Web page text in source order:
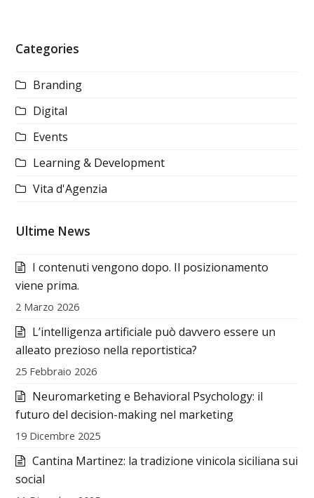
Categories
Branding
Digital
Events
Learning & Development
Vita d'Agenzia
Ultime News
I contenuti vengono dopo. Il posizionamento
viene prima.
2 Marzo 2026
L’intelligenza artificiale può davvero essere un
alleato prezioso nella reportistica?
25 Febbraio 2026
Neuromarketing e Behavioral Psychology: il
futuro del decision-making nel marketing
19 Dicembre 2025
Cantina Martinez: la tradizione vinicola siciliana sui
social